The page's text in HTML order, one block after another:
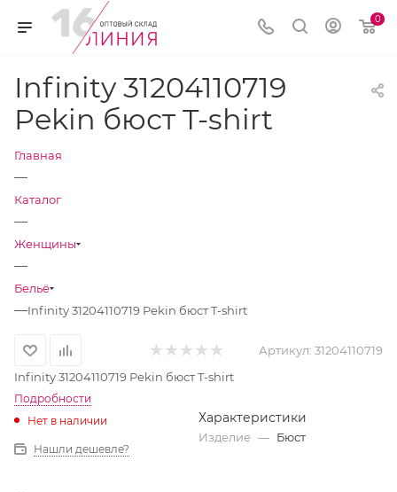
0
Infinity 31204110719
Pekin бюст T-shirt
Главная
—
Каталог
—
Женщины
—
Бельё
—Infinity 31204110719 Pekin бюст T-shirt
Артикул: 31204110719
Infinity 31204110719 Pekin бюст T-shirt
Подробности
Нет в наличии
Нашли дешевле?
Характеристики
Изделие — Бюст